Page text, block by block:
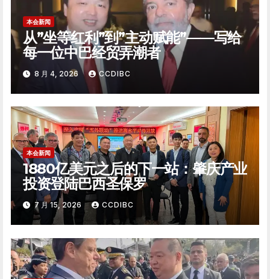
本会新闻
从”坐等红利”到”主动赋能”——写给
每一位中巴经贸弄潮者
8 月 4, 2026 CCDIBC
本会新闻
1880亿美元之后的下一站：肇庆产业
投资登陆巴西圣保罗
7 月 15, 2026 CCDIBC